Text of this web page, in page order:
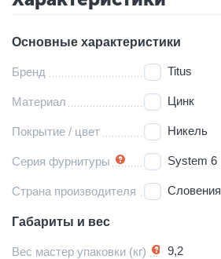
Основные характеристики
Бренд Titus
Материал Цинк
Покрытие / цвет Никель
Серия фурнитуры System 6
Страна производителя Словения
Габариты и вес
Вес мастер упаковки (кг) 9,2